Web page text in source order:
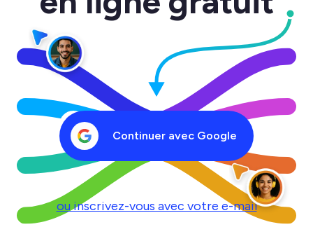
Continuer avec Google
ou inscrivez-vous avec votre e-mail